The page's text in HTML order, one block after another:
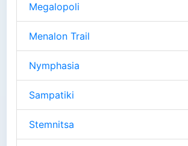
Megalopoli
Menalon Trail
Nymphasia
Sampatiki
Stemnitsa